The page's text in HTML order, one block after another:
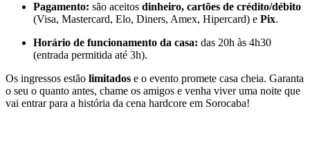
Pagamento: são aceitos dinheiro, cartões de crédito/débito
(Visa, Mastercard, Elo, Diners, Amex, Hipercard) e Pix.
Horário de funcionamento da casa: das 20h às 4h30
(entrada permitida até 3h).
Os ingressos estão limitados e o evento promete casa cheia. Garanta
o seu o quanto antes, chame os amigos e venha viver uma noite que
vai entrar para a história da cena hardcore em Sorocaba!